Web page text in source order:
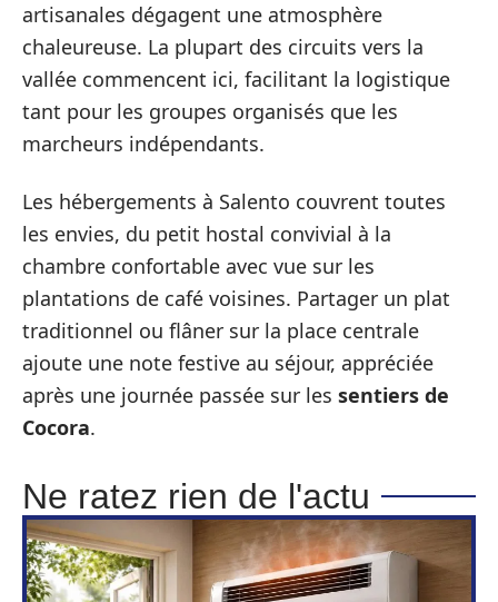
artisanales dégagent une atmosphère
chaleureuse. La plupart des circuits vers la
vallée commencent ici, facilitant la logistique
tant pour les groupes organisés que les
marcheurs indépendants.
Les hébergements à Salento couvrent toutes
les envies, du petit hostal convivial à la
chambre confortable avec vue sur les
plantations de café voisines. Partager un plat
traditionnel ou flâner sur la place centrale
ajoute une note festive au séjour, appréciée
après une journée passée sur les sentiers de
Cocora.
Ne ratez rien de l'actu